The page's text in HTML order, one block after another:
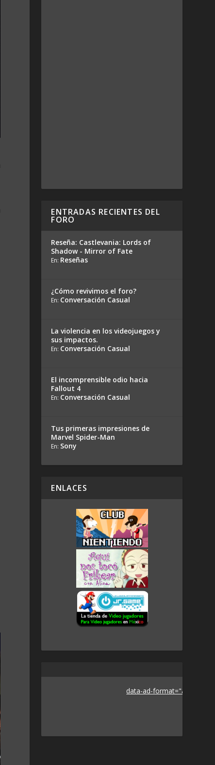
ENTRADAS RECIENTES DEL
FORO
Reseña: Castlevania: Lords of
Shadow - Mirror of Fate
En: Reseñas
¿Cómo revivimos el foro?
En: Conversación Casual
La violencia en los videojuegos y
sus impactos.
En: Conversación Casual
El incomprensible odio hacia
Fallout 4
En: Conversación Casual
Tus primeras impresiones de
Marvel Spider-Man
En: Sony
ENLACES
data-ad-format="auto">